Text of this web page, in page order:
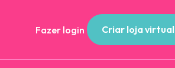
Fazer login Criar loja virtual